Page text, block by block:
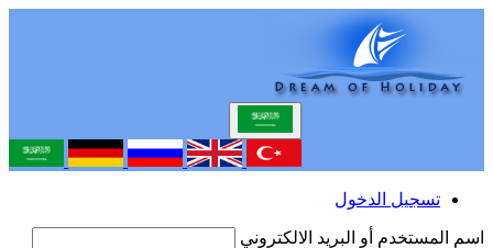
تسجيل الدخول
اسم المستخدم أو البريد الالكتروني